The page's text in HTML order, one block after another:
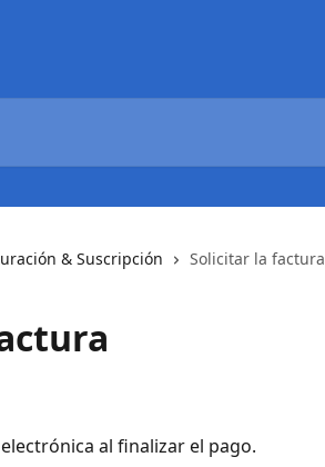
& Suscripción Solicitar la factura
al finalizar el pago.